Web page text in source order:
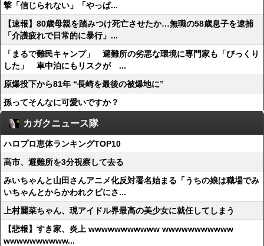
撃「信じられない」「やっぱ...
【速報】80歳母親を踏みつけ死亡させたか…無職の58歳息子を逮捕
「介護疲れで日常的に暴行」...
「まるで難民キャンプ」 避難所の劣悪な環境に専門家も「びっくり
した」 車中泊にもリスクが ...
原爆投下から81年 “長崎を最後の被爆地に”
孫ってそんなに可愛いですか？
カガクニュース隊
ハロプロ恵体ランキングTOP10
高市、避難所を3分視察して去る
みいちゃんと山田さんアニメ化反対署名始まる「うちの娘は職場でみ
いちゃんとからかわれクビにさ...
上村麗菜ちゃん、現アイドル界最高の美少女に就任してしまう
【悲報】すき家、炎上 wwwwwwwwwww wwwwwwwwwww
wwwwwwwwww...